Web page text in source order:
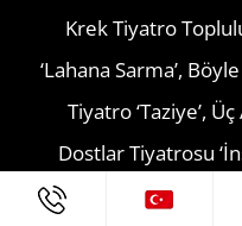
Krek Tiyatro
‘Lahana Sarma’,
Tiyatro ‘Taziye’,
Dostlar Tiyatrosu
Gençlik Tiyatrosu